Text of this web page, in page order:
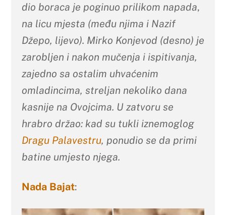
dio boraca je poginuo prilikom napada,
na licu mjesta (među njima i Nazif
Džepo, lijevo). Mirko Konjevod (desno) je
zarobljen i nakon mučenja i ispitivanja,
zajedno sa ostalim uhvaćenim
omladincima, streljan nekoliko dana
kasnije na Ovojcima. U zatvoru se
hrabro držao: kad su tukli iznemoglog
Dragu Palavestru, ponudio se da primi
batine umjesto njega.
Nada Bajat: